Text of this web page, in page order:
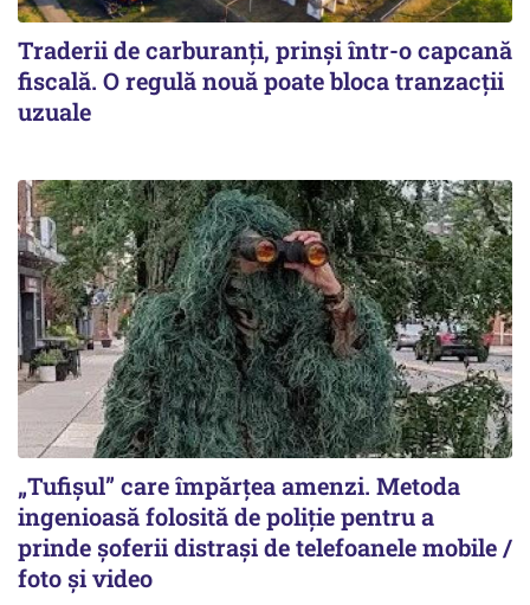
Traderii de carburanți, prinși într-o capcană
fiscală. O regulă nouă poate bloca tranzacții
uzuale
„Tufișul” care împărțea amenzi. Metoda
ingenioasă folosită de poliție pentru a
prinde șoferii distrași de telefoanele mobile /
foto și video